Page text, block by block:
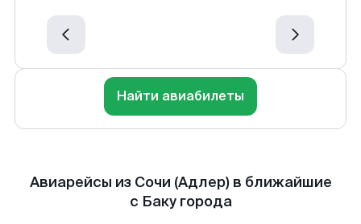
Найти авиабилеты
Авиарейсы из Сочи (Адлер) в ближайшие
с Баку города